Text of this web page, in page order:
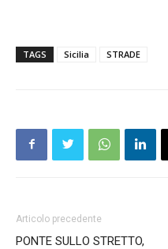
TAGS Sicilia STRADE
Articolo precedente
PONTE SULLO STRETTO,